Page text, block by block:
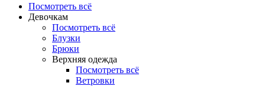
Посмотреть всё
Девочкам
Посмотреть всё
Блузки
Брюки
Верхняя одежда
Посмотреть всё
Ветровки